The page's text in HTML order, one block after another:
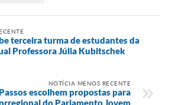
terceira turma de estudantes da
Professora Júlia Kubitschek
NOTÍCIA MENOS RECENTE
escolhem propostas para
do Parlamento Jovem